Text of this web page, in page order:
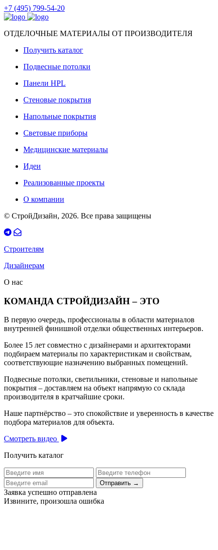
+7 (495) 799-54-20
ОТДЕЛОЧНЫЕ МАТЕРИАЛЫ ОТ ПРОИЗВОДИТЕЛЯ
Получить каталог
Подвесные потолки
Панели HPL
Стеновые покрытия
Напольные покрытия
Световые приборы
Медицинские материалы
Идеи
Реализованные проекты
О компании
© СтройДизайн, 2026. Все права защищены
Строителям
Дизайнерам
О нас
КОМАНДА СТРОЙДИЗАЙН – ЭТО
В первую очередь, профессионалы в области материалов
внутренней финишной отделки общественных интерьеров.
Более 15 лет совместно с дизайнерами и архитекторами
подбираем материалы по характеристикам и свойствам,
соответствующие назначению выбранных помещений.
Подвесные потолки, светильники, стеновые и напольные
покрытия – доставляем на объект напрямую со склада
производителя в кратчайшие сроки.
Наше партнёрство – это спокойствие и уверенность в качестве
подбора материалов для объекта.
Смотреть видео
Получить каталог
Отправить →
Заявка успешно отправлена
Извините, произошла ошибка